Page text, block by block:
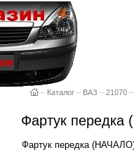
– Каталог – ВАЗ – 21070 –
Фартук
Фартук передка